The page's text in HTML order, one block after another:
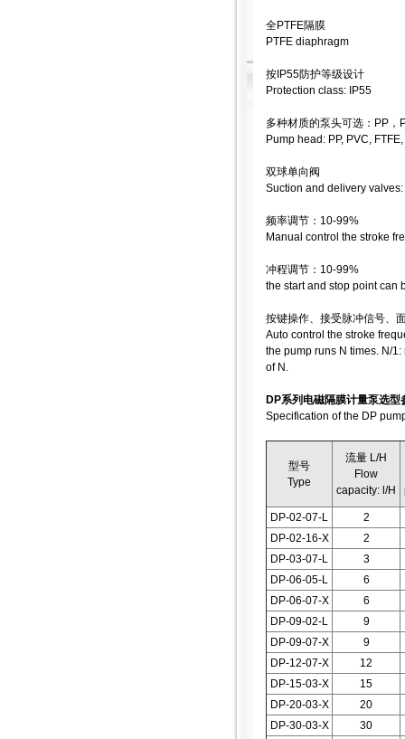
全PTFE隔膜
PTFE diaphragm
按IP55防护等级设计
Protection class: IP55
多种材质的泵头可选：PP，
Pump head: PP, PVC,
双球单向阀
Suction and delivery
频率调节：10-99%
Manual control the stroke
冲程调节：10-99%
the start and stop point can
按键操作、接受脉冲信号、
Auto control the stroke
the pump runs N times. N/
of N.
DP系列电磁隔膜计量泵选型
Specification of the DP
型号
Type
流量 L/H
Flow
capacity: l/H
DP-02-07-L
2
DP-02-16-X
2
DP-03-07-L
3
DP-06-05-L
6
DP-06-07-X
6
DP-09-02-L
9
DP-09-07-X
9
DP-12-07-X
12
DP-15-03-X
15
DP-20-03-X
20
DP-30-03-X
30